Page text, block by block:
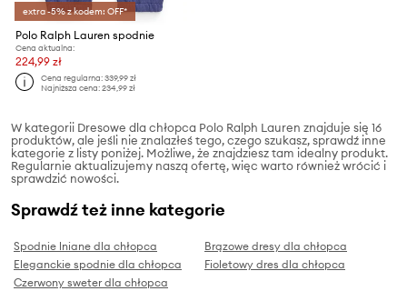
extra -5% z kodem: OFF*
Polo Ralph Lauren spodnie
Cena aktualna:
224,99 zł
Cena regularna:339,99 zł
Najniższa cena:234,99 zł
W kategorii Dresowe dla chłopca Polo Ralph Lauren znajduje się 16
produktów, ale jeśli nie znalazłeś tego, czego szukasz, sprawdź inne
kategorie z listy poniżej. Możliwe, że znajdziesz tam idealny produkt.
Regularnie aktualizujemy naszą ofertę, więc warto również wrócić i
sprawdzić nowości.
Sprawdź też inne kategorie
Spodnie lniane dla chłopca
Brązowe dresy dla chłopca
Eleganckie spodnie dla chłopca
Fioletowy dres dla chłopca
Czerwony sweter dla chłopca